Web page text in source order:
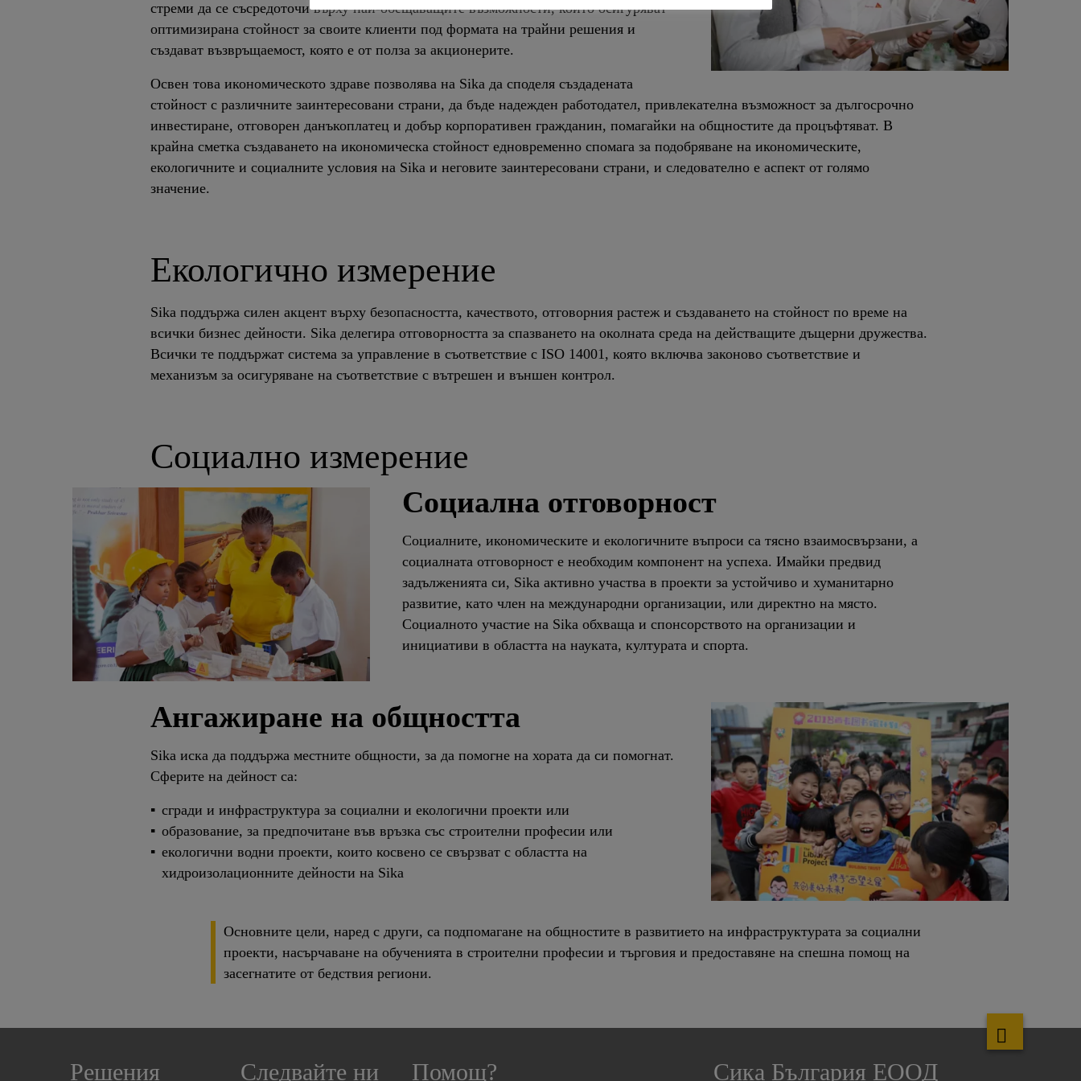
стреми да се съсредоточи върху най-обещаващите възможности, които осигуряват
оптимизирана стойност за своите клиенти под формата на трайни решения и
създават възвръщаемост, която е от полза за акционерите.
Освен това икономическото здраве позволява на Sika да споделя създадената
стойност с различните заинтересовани страни, да бъде надежден работодател, привлекателна възможност за дългосрочно
инвестиране, отговорен данъкоплатец и добър корпоративен гражданин, помагайки на общностите да процъфтяват. В
крайна сметка създаването на икономическа стойност едновременно спомага за подобряване на икономическите,
екологичните и социалните условия на Sika и неговите заинтересовани страни, и следователно е аспект от голямо
значение.
Екологично измерение
Sika поддържа силен акцент върху безопасността, качеството, отговорния растеж и създаването на стойност по време на
всички бизнес дейности. Sika делегира отговорността за спазването на околната среда на действащите дъщерни дружества.
Всички те поддържат система за управление в съответствие с ISO 14001, която включва законово съответствие и
механизъм за осигуряване на съответствие с вътрешен и външен контрол.
Социално измерение
Социална отговорност
Социалните, икономическите и екологичните въпроси са тясно взаимосвързани, а
социалната отговорност е необходим компонент на успеха. Имайки предвид
задълженията си, Sika активно участва в проекти за устойчиво и хуманитарно
развитие, като член на международни организации, или директно на място.
Социалното участие на Sika обхваща и спонсорството на организации и
инициативи в областта на науката, културата и спорта.
Ангажиране на общността
Sika иска да поддържа местните общности, за да помогне на хората да си помогнат.
Сферите на дейност са:
сгради и инфраструктура за социални и екологични проекти или
образование, за предпочитане във връзка със строителни професии или
екологични водни проекти, които косвено се свързват с областта на
хидроизолационните дейности на Sika
Основните цели, наред с други, са подпомагане на общностите в развитието на инфраструктурата за социални
проекти, насърчаване на обученията в строителни професии и търговия и предоставяне на спешна помощ на
засегнатите от бедствия региони.
Решения Следвайте ни Помощ? Сика България ЕООД